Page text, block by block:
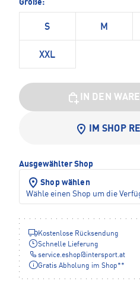
Größe:
S M
XXL
IN DEN
IM SHOP
Ausgewählter Shop
Shop wählen
Wähle einen Shop um die
Kostenlose Rücksendung
Schnelle Lieferung
service.eshop@intersport.at
Gratis Abholung im Shop**